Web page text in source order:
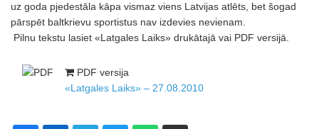
uz goda pjedestāla kāpa vismaz viens Latvijas atlēts, bet šogad
pārspēt baltkrievu sportistus nav izdevies nevienam.
Pilnu tekstu lasiet «Latgales Laiks» drukātajā vai PDF versijā.
PDF versija
«Latgales Laiks» – 27.08.2010